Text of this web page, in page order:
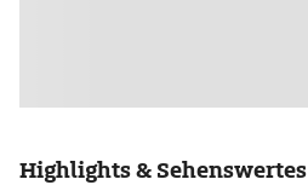
Highlights & Sehenswertes